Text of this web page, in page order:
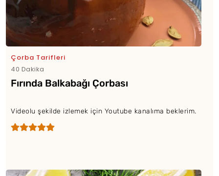
Çorba Tarifleri
40 Dakika
Fırında Balkabağı Çorbası
Videolu şekilde izlemek için Youtube kanalıma beklerim.